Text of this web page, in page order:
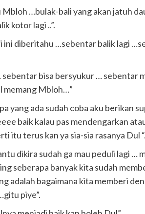
…bulak-bali yang akan jatuh
kotor lagi ..”.
ini diberitahu …sebentar balik lagi
sebentar bisa bersyukur … sebentar
memang Mbloh…”
yang ada sudah coba aku berikan
baik kalau pas mendengarkan
itu terus kan ya sia-sia rasanya Dul “.
dikira sudah ga mau peduli lagi …
seberapa banyak kita sudah
adalah bagaimana kita memberi
piye”.